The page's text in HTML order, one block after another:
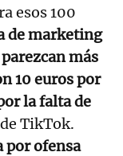
esos 100
de marketing
más
10 euros por
la falta de
TikTok.
por ofensa